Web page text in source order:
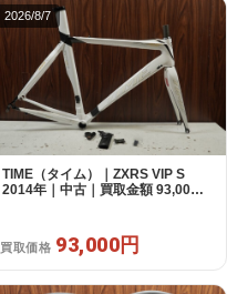
2026/8/7
TIME（タイム）｜ZXRS VIP S
2014年｜中古｜買取金額 93,000
買取価格 93,000円